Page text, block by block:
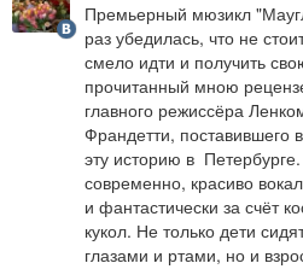
Премьерный мюзикл
раз убедилась, что не
смело идти и получить
прочитанный мною
главного режиссёра
Франдетти, поставившего
эту историю в
современно, красиво
и фантастически за счёт
кукол. Не только дети
глазами и ртами, но и